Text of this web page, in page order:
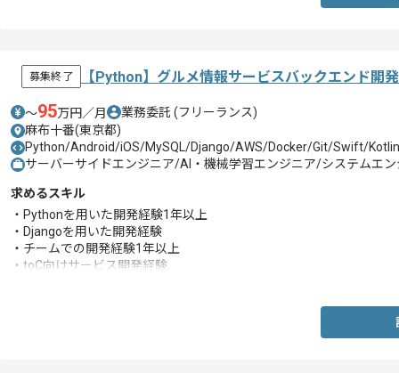
募集終了 【Python】グルメ情報サービスバックエンド開
〜95万円／月 業務委託 (フリーランス)
麻布十番(東京都)
Python/Android/iOS/MySQL/Django/AWS/Docker/Git/Swift/
サーバーサイドエンジニア/AI・機械学習エンジニア/システムエン
求めるスキル
・Pythonを用いた開発経験1年以上
・Djangoを用いた開発経験
・チームでの開発経験1年以上
・toC向けサービス開発経験